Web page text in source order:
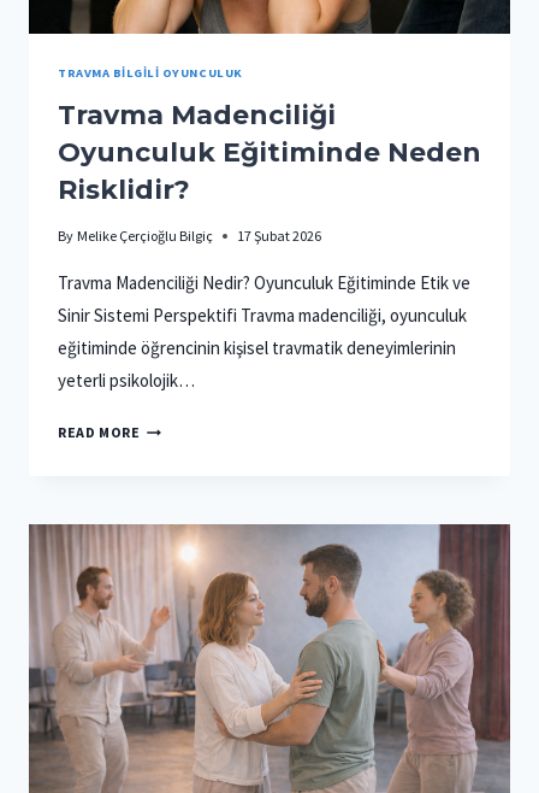
TRAVMA BILGILI OYUNCULUK
Travma Madenciliği
Oyunculuk Eğitiminde Neden
Risklidir?
By Melike Çerçioğlu Bilgiç 17 Şubat 2026
Travma Madenciliği Nedir? Oyunculuk Eğitiminde Etik ve
Sinir Sistemi Perspektifi Travma madenciliği, oyunculuk
eğitiminde öğrencinin kişisel travmatik deneyimlerinin
yeterli psikolojik…
READ MORE TRAVMA
NEDEN
RISKLIDIR?